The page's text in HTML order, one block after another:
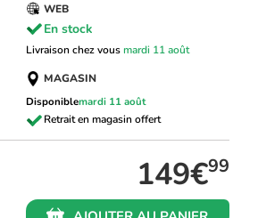
WEB
En stock
Livraison chez vousmardi 11 août
MAGASIN
Disponiblemardi 11 août
149€99